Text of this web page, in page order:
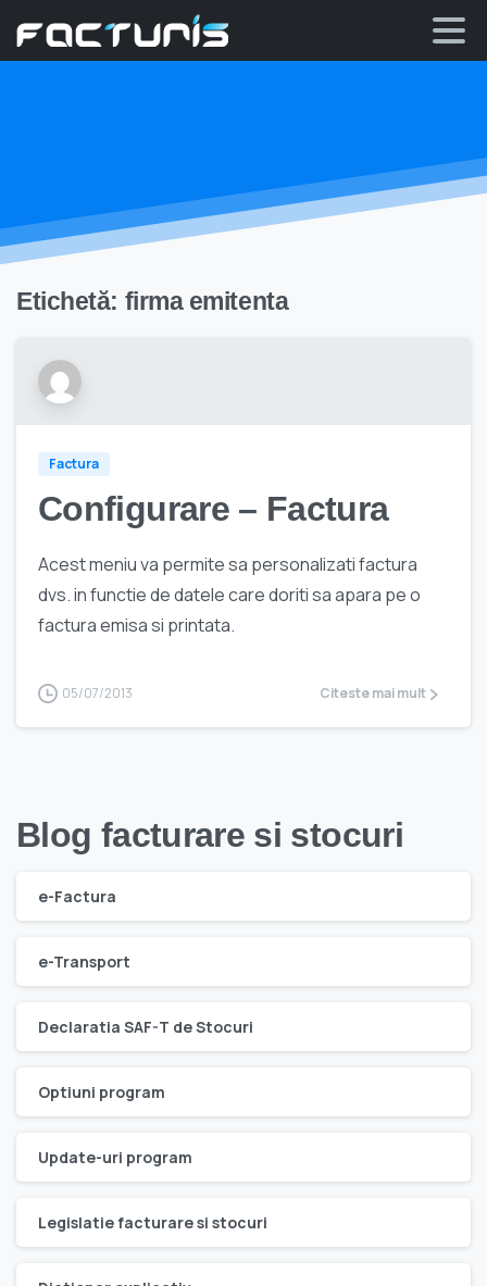
Etichetă: firma emitenta
Factura
Configurare – Factura
Acest meniu va permite sa personalizati factura
dvs. in functie de datele care doriti sa apara pe o
factura emisa si printata.
05/07/2013 Citeste mai mult
Blog facturare si stocuri
e-Factura
e-Transport
Declaratia SAF-T de Stocuri
Optiuni program
Update-uri program
Legislatie facturare si stocuri